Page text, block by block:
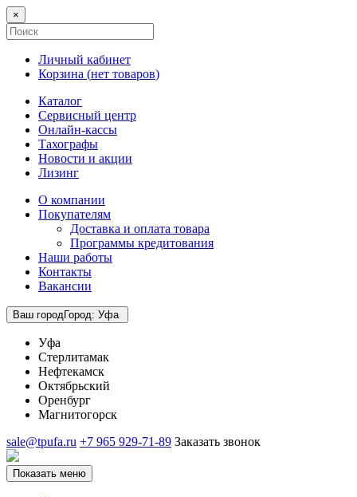
×
Личный кабинет
Корзина (нет товаров)
Каталог
Сервисный центр
Онлайн-кассы
Тахографы
Новости и акции
Лизинг
О компании
Покупателям
Доставка и оплата товара
Программы кредитования
Наши работы
Контакты
Вакансии
Ваш городГород: Уфа
Уфа
Стерлитамак
Нефтекамск
Октябрьский
Оренбург
Магнитогорск
sale@tpufa.ru +7 965 929-71-89 Заказать звонок
Показать меню